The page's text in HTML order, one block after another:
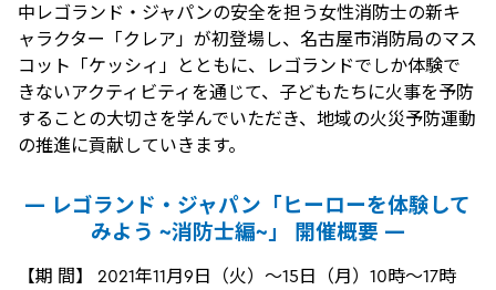
中レゴランド・ジャパンの安全を担う女性消防士の新キ
ャラクター「クレア」が初登場し、名古屋市消防局のマス
コット「ケッシィ」とともに、レゴランドでしか体験で
きないアクティビティを通じて、子どもたちに火事を予防
することの大切さを学んでいただき、地域の火災予防運動
の推進に貢献していきます。
― レゴランド・ジャパン「ヒーローを体験して
みよう ~消防士編~」 開催概要 ―
【期 間】 2021年11月9日（火）～15日（月）10時～17時